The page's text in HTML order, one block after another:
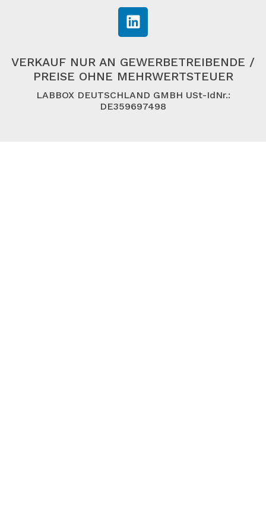
VERKAUF NUR AN GEWERBETREIBENDE /
PREISE OHNE MEHRWERTSTEUER
LABBOX DEUTSCHLAND GMBH USt-IdNr.:
DE359697498